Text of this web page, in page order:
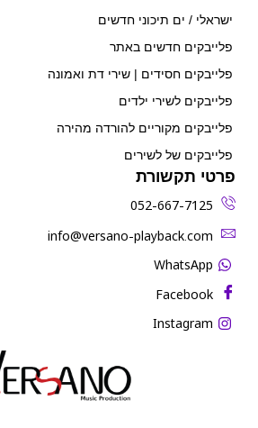
ישראלי / ים תיכוני חדשים
פלייבקים חדשים באתר
פלייבקים חסידים | שירי דת ואמונה
פלייבקים לשירי ילדים
פלייבקים מקוריים להורדה מהירה
פלייבקים של לשירים
פרטי תקשורת
052-667-7125
‫info@versano-playback.com‬
WhatsApp
Facebook
Instagram